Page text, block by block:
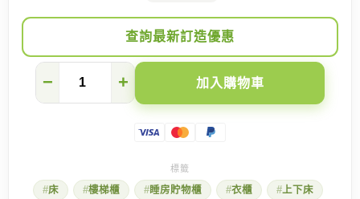
查詢最新訂造優惠
海
小
空
− + 加入購物車
床 樓梯櫃 睡房貯物櫃 衣櫃 上下床